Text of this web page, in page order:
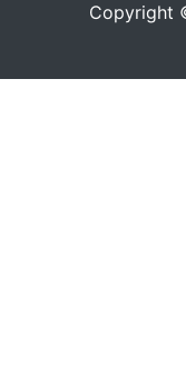
Copyright